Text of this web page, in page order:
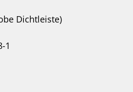
Dichtleiste)
1